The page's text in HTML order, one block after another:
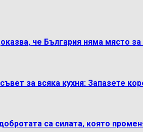
че България няма място
за всяка кухня: Запазете
са силата, която